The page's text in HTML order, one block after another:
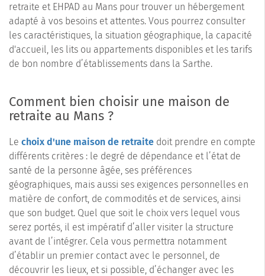
retraite et EHPAD au Mans pour trouver un hébergement
adapté à vos besoins et attentes. Vous pourrez consulter
les caractéristiques, la situation géographique, la capacité
d'accueil, les lits ou appartements disponibles et les tarifs
de bon nombre d’établissements dans la Sarthe.
Comment bien choisir une maison de
retraite au Mans ?
Le choix d'une maison de retraite doit prendre en compte
différents critères : le degré de dépendance et l’état de
santé de la personne âgée, ses préférences
géographiques, mais aussi ses exigences personnelles en
matière de confort, de commodités et de services, ainsi
que son budget. Quel que soit le choix vers lequel vous
serez portés, il est impératif d’aller visiter la structure
avant de l’intégrer. Cela vous permettra notamment
d’établir un premier contact avec le personnel, de
découvrir les lieux, et si possible, d’échanger avec les